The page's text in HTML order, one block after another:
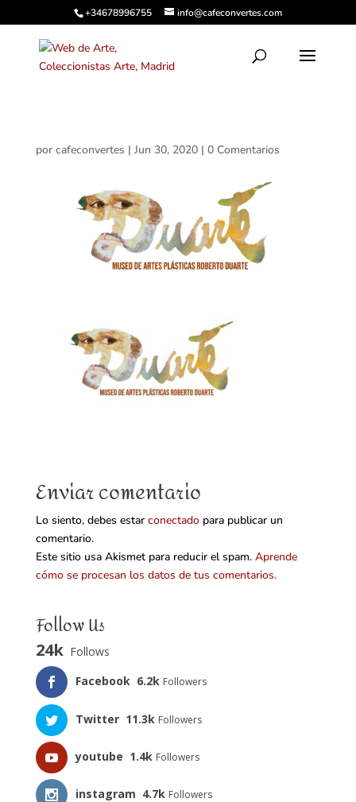
+34678996755 info@cafeconvertes.com
por cafeconvertes | Jun 30, 2020| 0 Comentarios
Enviar comentario
Lo siento, debes estar conectadopara publicar un
comentario.
Este sitio usa Akismet para reducir el spam. Aprende
cómo se procesan los datos de tus comentarios.
Follow Us
24k Follows
Facebook 6.2k Followers
Twitter 11.3k Followers
youtube 1.4k Followers
instagram 4.7k Followers